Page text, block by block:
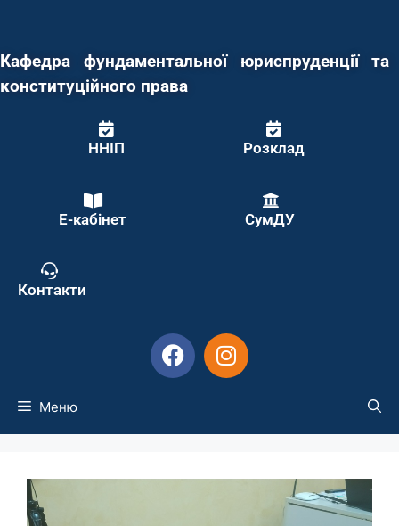
Кафедра фундаментальної юриспруденції та
конституційного права
ННІП Розклад
Е-кабінет СумДУ
Контакти
Меню